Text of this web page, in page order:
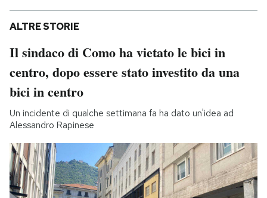
ALTRE STORIE
Il sindaco di Como ha vietato le bici in
centro, dopo essere stato investito da una
bici in centro
Un incidente di qualche settimana fa ha dato un'idea ad
Alessandro Rapinese